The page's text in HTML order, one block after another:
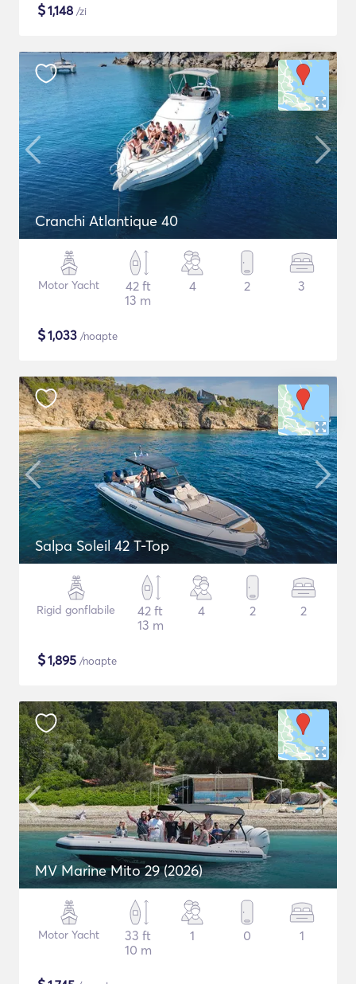
$1,148 /zi
Cranchi Atlantique 40
Motor Yacht
42 ft
13 m
4 2 3
$1,033 /noapte
Salpa Soleil 42 T-Top
Rigid gonflabile
42 ft
13 m
4 2 2
$1,895 /noapte
MV Marine Mito 29 (2026)
Motor Yacht
33 ft
10 m
1 0 1